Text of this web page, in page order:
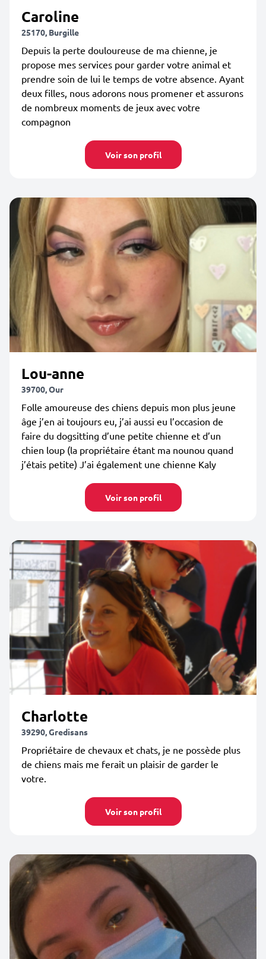
Caroline
25170, Burgille
Depuis la perte douloureuse de ma chienne, je
propose mes services pour garder votre animal et
prendre soin de lui le temps de votre absence. Ayant
deux filles, nous adorons nous promener et assurons
de nombreux moments de jeux avec votre
compagnon
Voir son profil
Lou-anne
39700, Our
Folle amoureuse des chiens depuis mon plus jeune
âge j’en ai toujours eu, j’ai aussi eu l’occasion de
faire du dogsitting d’une petite chienne et d’un
chien loup (la propriétaire étant ma nounou quand
j’étais petite) J’ai également une chienne Kaly
Voir son profil
Charlotte
39290, Gredisans
Propriétaire de chevaux et chats, je ne possède plus
de chiens mais me ferait un plaisir de garder le
votre.
Voir son profil